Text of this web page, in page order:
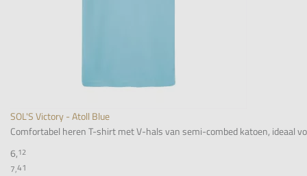
SOL'S Victory - Atoll Blue
Comfortabel heren T-shirt met V-hals van semi-combed katoen, ideaal
6,12
7,41